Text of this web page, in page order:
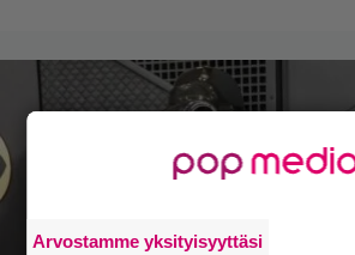
Arvostamme yksityisyyttäsi